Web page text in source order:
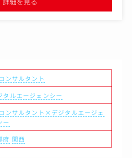
ト
なるレベルの戦略が必要になって
の購買行動は多岐に渡り、各ECモ
し購買に至ります。
略をする上で戦略を求めており、
略立案を担う人材を募集します。
ンサルタント
タルエージェンシー
ンサルタント×デジタルエージェ
ー
府 関西